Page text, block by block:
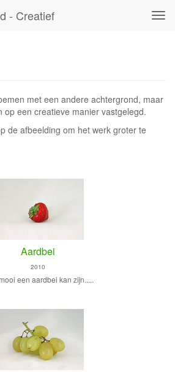
- Creatief
met een andere achtergrond, maar
op een creatieve manier vastgelegd.
de afbeelding om het werk groter te
Aardbei
2010
een aardbei kan zijn.....